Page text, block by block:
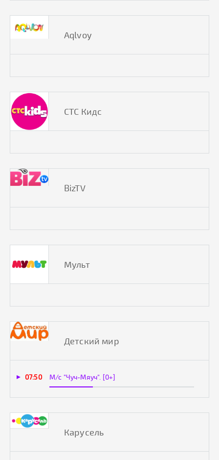
Aqlvoy
СТС Кидс
BizTV
Мульт
Детский мир
07:50 М/с "Чуч-Мяуч". [0+]
Карусель